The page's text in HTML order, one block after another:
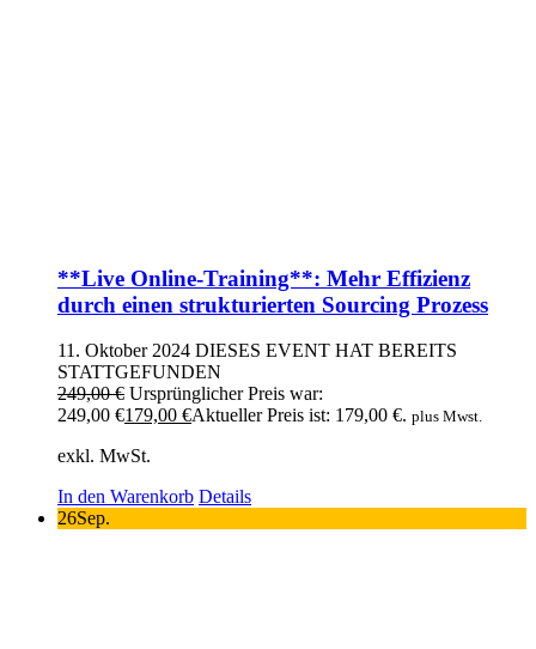
**Live Online-Training**: Mehr Effizienz
durch einen strukturierten Sourcing Prozess
11. Oktober 2024 DIESES EVENT HAT BEREITS
STATTGEFUNDEN
249,00€ Ursprünglicher Preis war:
249,00 €179,00 €Aktueller Preis ist: 179,00 €. plus Mwst.
exkl. MwSt.
In den Warenkorb Details
26Sep.